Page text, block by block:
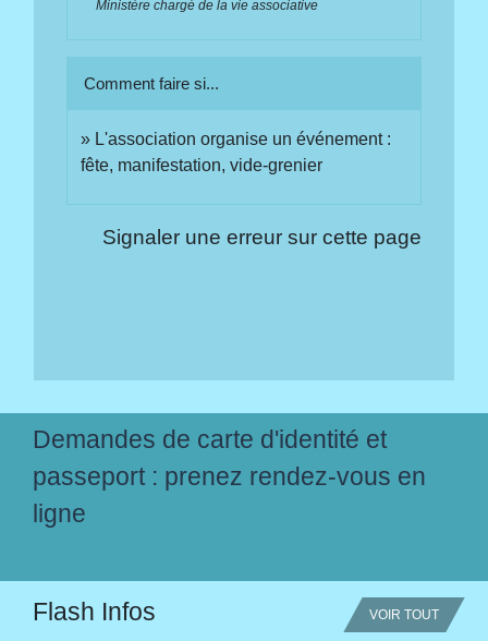
Ministère chargé de la vie associative
Comment faire si...
L'association organise un événement :
fête, manifestation, vide-grenier
Signaler une erreur sur cette page
Demandes de carte d'identité et
passeport : prenez rendez-vous en
ligne
Flash Infos VOIR TOUT